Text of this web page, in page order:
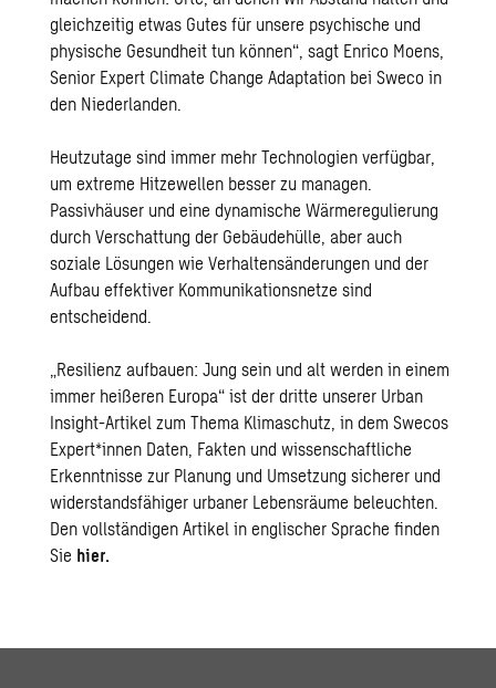
gleichzeitig etwas Gutes für unsere psychische und
physische Gesundheit tun können“, sagt Enrico Moens,
Senior Expert Climate Change Adaptation bei Sweco in
den Niederlanden.
Heutzutage sind immer mehr Technologien verfügbar,
um extreme Hitzewellen besser zu managen.
Passivhäuser und eine dynamische Wärmeregulierung
durch Verschattung der Gebäudehülle, aber auch
soziale Lösungen wie Verhaltensänderungen und der
Aufbau effektiver Kommunikationsnetze sind
entscheidend.
„Resilienz aufbauen: Jung sein und alt werden in einem
immer heißeren Europa“ ist der dritte unserer Urban
Insight-Artikel zum Thema Klimaschutz, in dem Swecos
Expert*innen Daten, Fakten und wissenschaftliche
Erkenntnisse zur Planung und Umsetzung sicherer und
widerstandsfähiger urbaner Lebensräume beleuchten.
Den vollständigen Artikel in englischer Sprache finden
Sie hier.